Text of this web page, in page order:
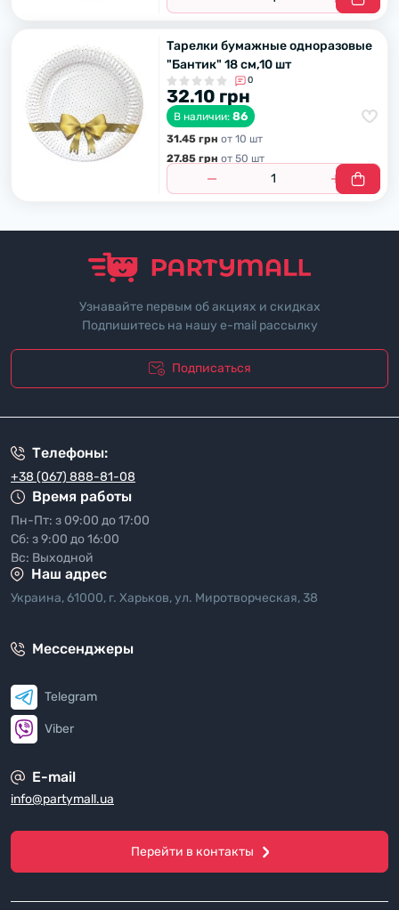
Тарелки бумажные одноразовые
"Бантик" 18 см,10 шт
0
32.10 грн
В наличии: 86
31.45 грн от 10 шт
27.85 грн от 50 шт
Узнавайте первым об акциях и скидках
Подпишитесь на нашу e-mail рассылку
Подписаться
Телефоны:
+38 (067) 888-81-08
Время работы
Пн-Пт: з 09:00 до 17:00
Сб: з 9:00 до 16:00
Вс: Выходной
Наш адрес
Украина, 61000, г. Харьков, ул. Миротворческая, 38
Мессенджеры
Telegram
Viber
E-mail
info@partymall.ua
Перейти в контакты